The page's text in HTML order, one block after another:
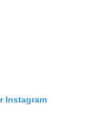
Instagram